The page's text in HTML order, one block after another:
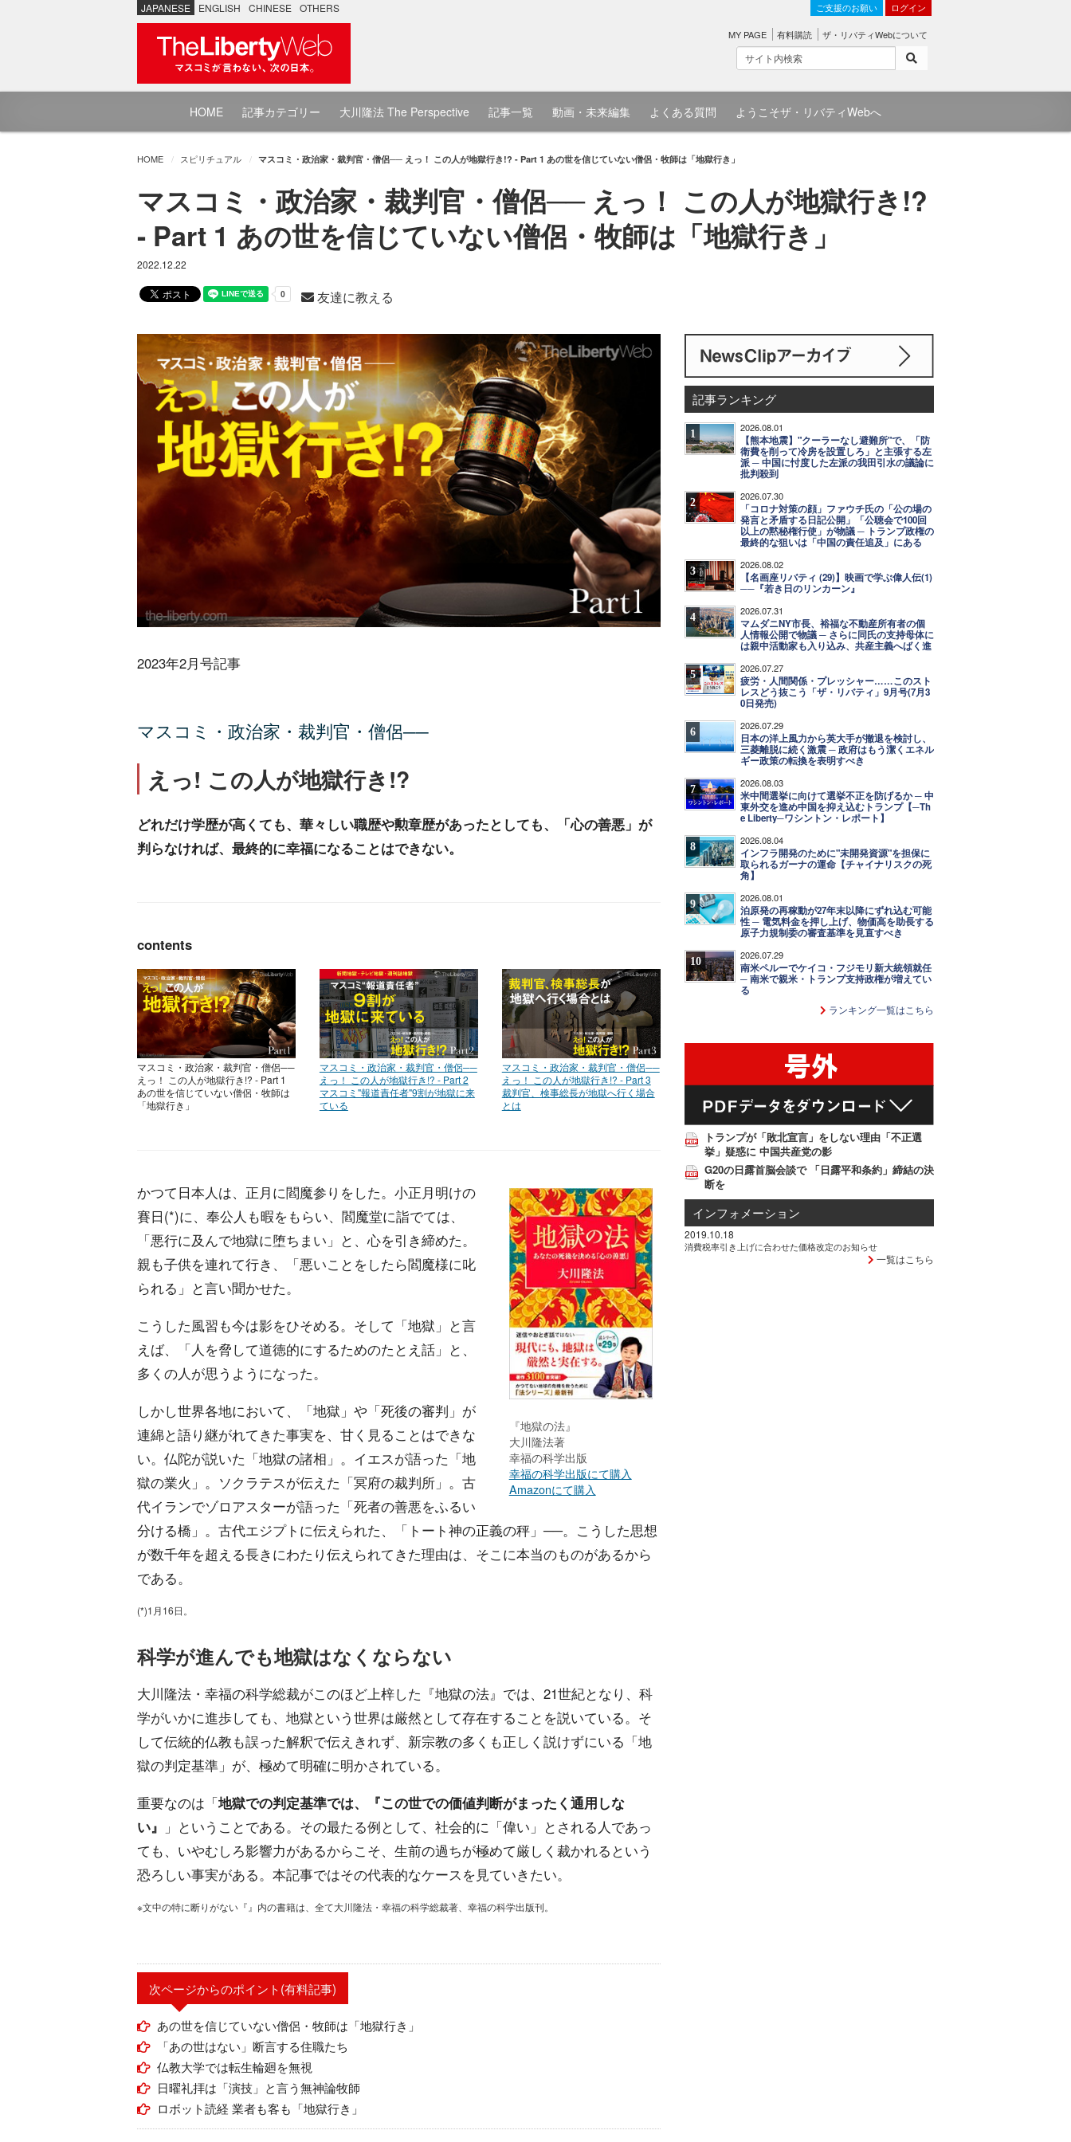
JAPANESE ENGLISH CHINESE OTHERS ご支援のお願い ログイン
MY PAGE 有料購読 ザ・リバティWebについて
HOME 記事カテゴリー 大川隆法 The Perspective 記事一覧 動画・未来編集 よくある質問 ようこそザ・リバティWebへ
HOME スピリチュアル マスコミ・政治家・裁判官・僧侶── えっ！ この人が地獄行き!? - Part 1 あの世を信じていない僧侶・牧師は「地獄行き」
マスコミ・政治家・裁判官・僧侶── えっ！ この人が地獄行き!?
- Part 1 あの世を信じていない僧侶・牧師は「地獄行き」
2022.12.22
友達に教える
2023年2月号記事
マスコミ・政治家・裁判官・僧侶──
えっ! この人が地獄行き!?
どれだけ学歴が高くても、華々しい職歴や勲章歴があったとしても、「心の善悪」が
判らなければ、最終的に幸福になることはできない。
contents
マスコミ・政治家・裁判官・僧侶──
えっ！ この人が地獄行き!? - Part 1
あの世を信じていない僧侶・牧師は
「地獄行き」
マスコミ・政治家・裁判官・僧侶──
えっ！ この人が地獄行き!? - Part 2
マスコミ"報道責任者"9割が地獄に来
ている
マスコミ・政治家・裁判官・僧侶──
えっ！ この人が地獄行き!? - Part 3
裁判官、検事総長が地獄へ行く場合
とは
『地獄の法』
大川隆法著
幸福の科学出版
幸福の科学出版にて購入
Amazonにて購入
かつて日本人は、正月に閻魔参りをした。小正月明けの
賽日(*)に、奉公人も暇をもらい、閻魔堂に詣でては、
「悪行に及んで地獄に堕ちまい」と、心を引き締めた。
親も子供を連れて行き、「悪いことをしたら閻魔様に叱
られる」と言い聞かせた。
こうした風習も今は影をひそめる。そして「地獄」と言
えば、「人を脅して道徳的にするためのたとえ話」と、
多くの人が思うようになった。
しかし世界各地において、「地獄」や「死後の審判」が
連綿と語り継がれてきた事実を、甘く見ることはできな
い。仏陀が説いた「地獄の諸相」。イエスが語った「地
獄の業火」。ソクラテスが伝えた「冥府の裁判所」。古
代イランでゾロアスターが語った「死者の善悪をふるい
分ける橋」。古代エジプトに伝えられた、「トート神の正義の秤」──。こうした思想
が数千年を超える長きにわたり伝えられてきた理由は、そこに本当のものがあるから
である。
(*)1月16日。
科学が進んでも地獄はなくならない
大川隆法・幸福の科学総裁がこのほど上梓した『地獄の法』では、21世紀となり、科
学がいかに進歩しても、地獄という世界は厳然として存在することを説いている。そ
して伝統的仏教も誤った解釈で伝えきれず、新宗教の多くも正しく説けずにいる「地
獄の判定基準」が、極めて明確に明かされている。
重要なのは「地獄での判定基準では、『この世での価値判断がまったく通用しな
い』
」ということである。その最たる例として、社会的に「偉い」とされる人であっ
ても、いやむしろ影響力があるからこそ、生前の過ちが極めて厳しく裁かれるという
恐ろしい事実がある。本記事ではその代表的なケースを見ていきたい。
※文中の特に断りがない『』内の書籍は、全て大川隆法・幸福の科学総裁著、幸福の科学出版刊。
次ページからのポイント(有料記事)
あの世を信じていない僧侶・牧師は「地獄行き」
「あの世はない」断言する住職たち
仏教大学では転生輪廻を無視
日曜礼拝は「演技」と言う無神論牧師
ロボット読経 業者も客も「地獄行き」
記事ランキング
1 2026.08.01
【熊本地震】"クーラーなし避難所"で、「防
衛費を削って冷房を設置しろ」と主張する左
派 ─ 中国に忖度した左派の我田引水の議論に
批判殺到
2 2026.07.30
「コロナ対策の顔」ファウチ氏の「公の場の
発言と矛盾する日記公開」「公聴会で100回
以上の黙秘権行使」が物議 ─ トランプ政権の
最終的な狙いは「中国の責任追及」にある
3 2026.08.02
【名画座リバティ (29)】映画で学ぶ偉人伝(1)
──『若き日のリンカーン』
4 2026.07.31
マムダニNY市長、裕福な不動産所有者の個
人情報公開で物議 ─ さらに同氏の支持母体に
は親中活動家も入り込み、共産主義へばく進
5 2026.07.27
疲労・人間関係・プレッシャー……このスト
レスどう抜こう「ザ・リバティ」9月号(7月3
0日発売)
6 2026.07.29
日本の洋上風力から英大手が撤退を検討し、
三菱離脱に続く激震 ─ 政府はもう潔くエネル
ギー政策の転換を表明すべき
7 2026.08.03
米中間選挙に向けて選挙不正を防げるか ─ 中
東外交を進め中国を抑え込むトランプ【─Th
e Liberty─ワシントン・レポート】
8 2026.08.04
インフラ開発のために"未開発資源"を担保に
取られるガーナの運命【チャイナリスクの死
角】
9 2026.08.01
泊原発の再稼動が27年末以降にずれ込む可能
性 ─ 電気料金を押し上げ、物価高を助長する
原子力規制委の審査基準を見直すべき
10 2026.07.29
南米ペルーでケイコ・フジモリ新大統領就任
─ 南米で親米・トランプ支持政権が増えてい
る
ランキング一覧はこちら
トランプが「敗北宣言」をしない理由「不正選
挙」疑惑に 中国共産党の影
G20の日露首脳会談で 「日露平和条約」締結の決
断を
インフォメーション
2019.10.18
消費税率引き上げに合わせた価格改定のお知らせ
一覧はこちら